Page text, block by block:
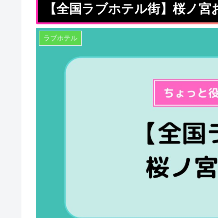
【全国ラブホテル街】桜ノ宮
ラブホテル